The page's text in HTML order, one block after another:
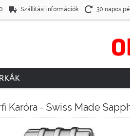
Szállítási információk 30 napos
Karóra - Swiss Made